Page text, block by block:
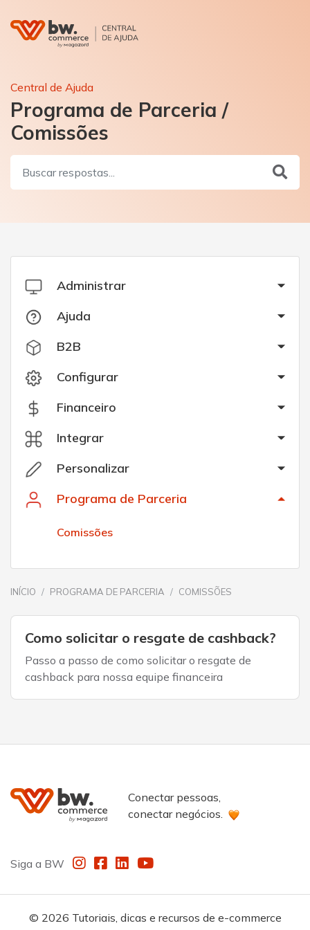
Central de Ajuda
Programa de Parceria /
Comissões
Administrar
Ajuda
B2B
Configurar
Financeiro
Integrar
Personalizar
Programa de Parceria
Comissões
INÍCIO PROGRAMA DE PARCERIA COMISSÕES
Como solicitar o resgate de cashback?
Passo a passo de como solicitar o resgate de
cashback para nossa equipe financeira
Conectar pessoas,
conectar negócios.
Siga a BW Instagram
Facebook
LinkedInYouTube
© 2026 Tutoriais, dicas e recursos de e-commerce